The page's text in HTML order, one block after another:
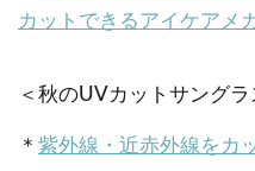
カットできるアイケアメ
＜秋のUVカットサングラ
＊ 紫外線・近赤外線をカ